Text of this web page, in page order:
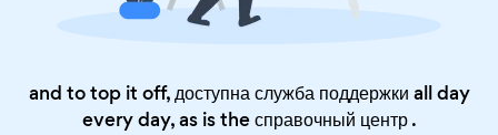
and to top it off, доступна служба поддержки all day
every day, as is theсправочный центр.